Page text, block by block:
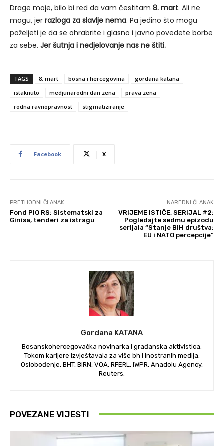
Drage moje, bilo bi red da vam čestitam 8. mart. Ali ne
mogu, jer razloga za slavlje nema. Pa jedino što mogu
poželjeti je da se ohrabrite i glasno i javno povedete borbe
za sebe. Jer šutnja i nedjelovanje nas ne štiti.
TAGS 8. mart bosna i hercegovina
gordana katana
istaknuto
medjunarodni dan zena
prava zena
rodna ravnopravnost
stigmatiziranje
Facebook X
PRETHODNI ČLANAK
Fond PIO RS: Sistematski za
Ginisa, tenderi za istragu
NAREDNI ČLANAK
VRIJEME ISTIČE, SERIJAL #2:
Pogledajte sedmu epizodu
serijala “Stanje BiH društva:
EU i NATO percepcije”
Gordana KATANA
Bosanskohercegovačka novinarka i građanska aktivistica.
Tokom karijere izvještavala za više bh i inostranih medija:
Oslobođenje, BHT, BIRN, VOA, RFERL, IWPR, Anadolu Agency,
Reuters.
POVEZANE VIJESTI